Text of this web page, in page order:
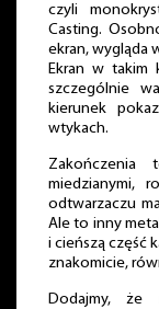
czyli
Casting.
ekran, wygląda
Ekran w takim
szczególnie
kierunek
wtykach.
miedzianymi,
odtwarzaczu
Ale to inny
i cieńszą część
znakomicie,
Dodajmy,